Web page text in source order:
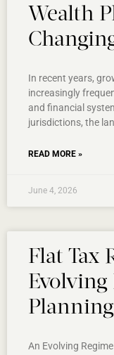
Wealth
In recent years,
increasingly
and financial
jurisdictions, the
READ MORE »
June 4, 2026
Flat Tax
Evolving
An Evolving